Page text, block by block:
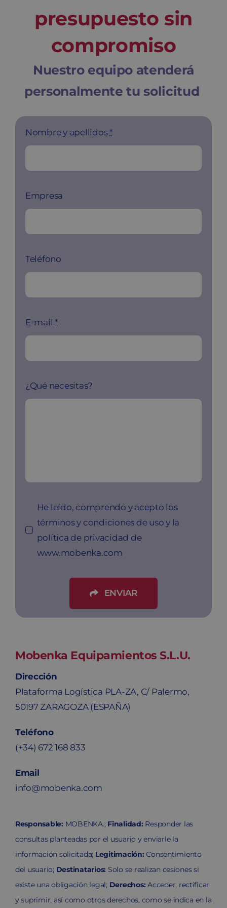
Carrito
presupuesto sin
compromiso
Nuestro equipo atenderá
personalmente tu solicitud
Nombre y apellidos*
Empresa
Teléfono
E-mail*
¿Qué necesitas?
He leído, comprendo y acepto los
términos y condiciones de uso y la
política de privacidad de
www.mobenka.com
ENVIAR
Mobenka Equipamientos S.L.U.
Dirección
Plataforma Logística PLA-ZA, C/ Palermo,
50197 ZARAGOZA (ESPAÑA)
Teléfono
(+34) 672 168 833
Email
info@mobenka.com
Responsable: MOBENKA.; Finalidad: Responder las
consultas planteadas por el usuario y enviarle la
información solicitada; Legitimación: Consentimiento
del usuario; Destinatarios: Solo se realizan cesiones si
existe una obligación legal; Derechos: Acceder, rectificar
y suprimir, así como otros derechos, como se indica en la